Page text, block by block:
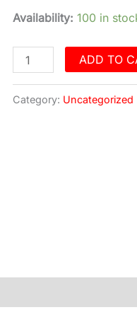
Availability: 100 in
ADD TO
Category: Uncategorized